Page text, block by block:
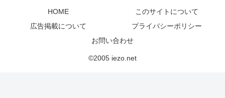
HOME
このサイトについて
広告掲載について
プライバシーポリシー
お問い合わせ
©2005 iezo.net